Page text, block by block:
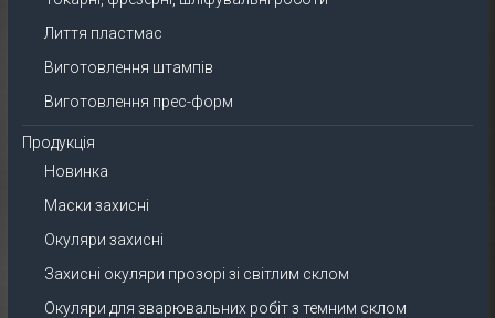
Лиття пластмас
Виготовлення штампів
Виготовлення прес-форм
Продукція
Новинка
Маски захисні
Окуляри захисні
Захисні окуляри прозорі зі світлим склом
Окуляри для зварювальних робіт з темним склом